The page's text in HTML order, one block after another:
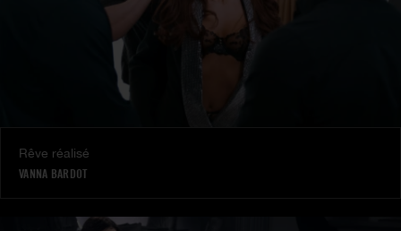
Rêve réalisé
VANNA BARDOT